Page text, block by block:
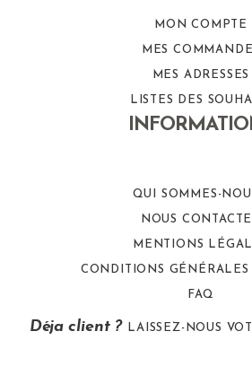
MON COMPTE
MES
MES ADRESSES
LISTES DES
QUI SOMMES-
NOUS
MENTIONS
CONDITIONS
FAQ
Déja client ? LAISSEZ-NOUS